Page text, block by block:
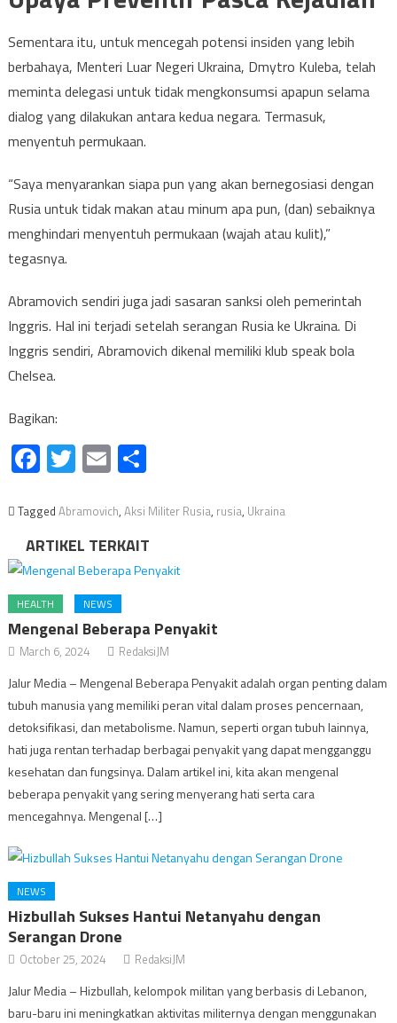
Sementara itu, untuk mencegah potensi insiden yang lebih
berbahaya, Menteri Luar Negeri Ukraina, Dmytro Kuleba, telah
meminta delegasi untuk tidak mengkonsumsi apapun selama
dialog yang dilakukan antara kedua negara. Termasuk,
menyentuh permukaan.
“Saya menyarankan siapa pun yang akan bernegosiasi dengan
Rusia untuk tidak makan atau minum apa pun, (dan) sebaiknya
menghindari menyentuh permukaan (wajah atau kulit),”
tegasnya.
Abramovich sendiri juga jadi sasaran sanksi oleh pemerintah
Inggris. Hal ini terjadi setelah serangan Rusia ke Ukraina. Di
Inggris sendiri, Abramovich dikenal memiliki klub speak bola
Chelsea.
Bagikan:
Facebook
Twitter
EmailShare
Tagged Abramovich, Aksi Militer Rusia, rusia, Ukraina
ARTIKEL TERKAIT
HEALTH NEWS
Mengenal Beberapa Penyakit
March 6, 2024 RedaksiJM
Jalur Media – Mengenal Beberapa Penyakit adalah organ penting dalam
tubuh manusia yang memiliki peran vital dalam proses pencernaan,
detoksifikasi, dan metabolisme. Namun, seperti organ tubuh lainnya,
hati juga rentan terhadap berbagai penyakit yang dapat mengganggu
kesehatan dan fungsinya. Dalam artikel ini, kita akan mengenal
beberapa penyakit yang sering menyerang hati serta cara
mencegahnya. Mengenal […]
NEWS
Hizbullah Sukses Hantui Netanyahu dengan
Serangan Drone
October 25, 2024 RedaksiJM
Jalur Media – Hizbullah, kelompok militan yang berbasis di Lebanon,
baru-baru ini meningkatkan aktivitas militernya dengan menggunakan